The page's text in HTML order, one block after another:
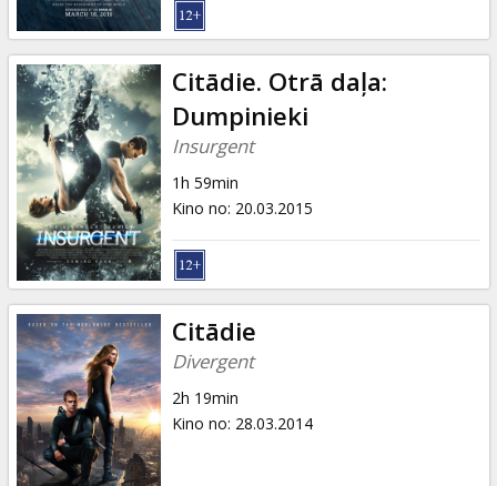
Citādie. Otrā daļa:
Dumpinieki
Insurgent
1h 59min
Kino no: 20.03.2015
Citādie
Divergent
2h 19min
Kino no: 28.03.2014